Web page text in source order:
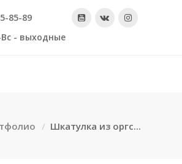
85-89
- выходные
Шкатулка из оргс...